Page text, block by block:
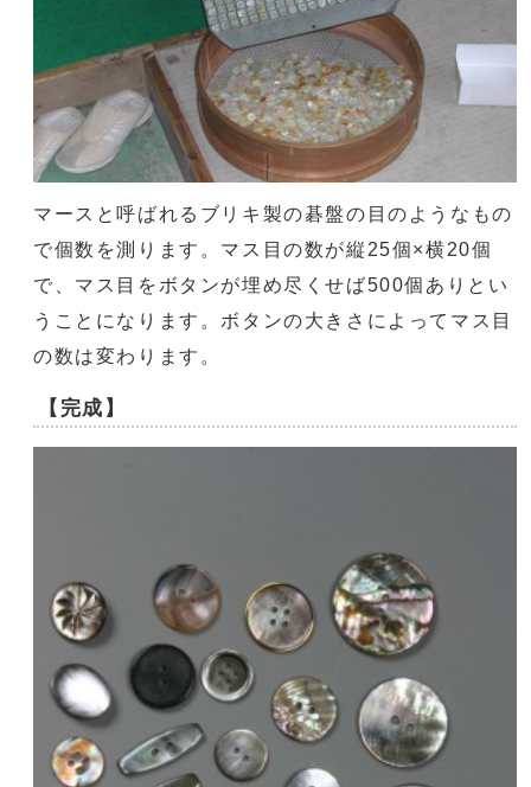
マースと呼ばれるブリキ製の碁盤の目のようなもの
で個数を測ります。マス目の数が縦25個×横20個
で、マス目をボタンが埋め尽くせば500個ありとい
うことになります。ボタンの大きさによってマス目
の数は変わります。
【完成】